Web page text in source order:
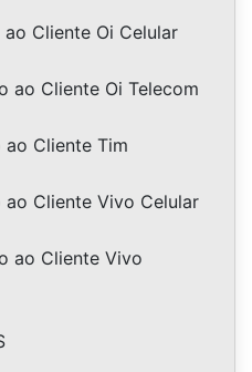
Cliente Oi Celular
ao Cliente Oi Telecom
Cliente Tim
Cliente Vivo Celular
ao Cliente Vivo